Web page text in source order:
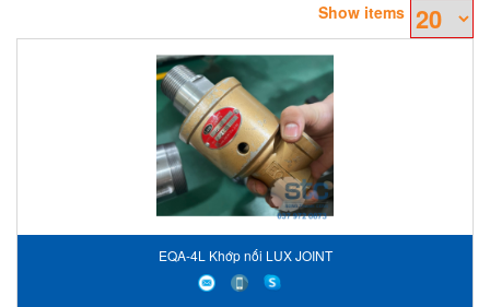
Show items
EQA-4L Khớp nối LUX JOINT